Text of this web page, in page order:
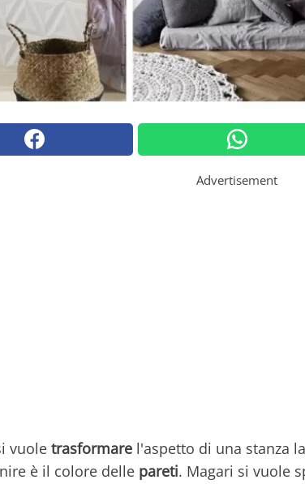
Advertisement
vuole trasformare l'aspetto di una stanza
è il colore delle pareti. Magari si vuole